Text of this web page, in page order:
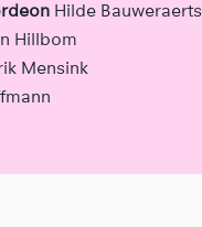
Hilde Bauweraerts
Hillbom
Mensink